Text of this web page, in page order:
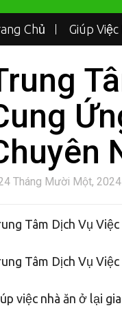
Chủ Giúp
Tháng Mười Một, 2024
Tâm Dịch Vụ
Tâm Dịch Vụ
việc nhà ăn ở lại